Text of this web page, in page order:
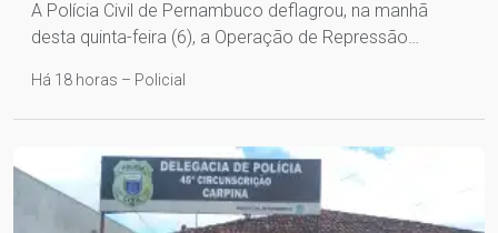
A Polícia Civil de Pernambuco deflagrou, na manhã
desta quinta-feira (6), a Operação de Repressão…
Há 18 horas – Policial